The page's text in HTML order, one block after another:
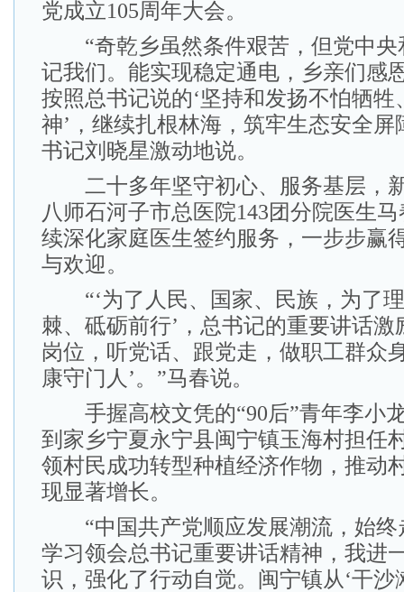
党成立105周年大会。
“奇乾乡虽然条件艰苦，但党中央
记我们。能实现稳定通电，乡亲们感
按照总书记说的‘坚持和发扬不怕牺牲
神’，继续扎根林海，筑牢生态安全屏
书记刘晓星激动地说。
二十多年坚守初心、服务基层，
八师石河子市总医院143团分院医生
续深化家庭医生签约服务，一步步赢
与欢迎。
“‘为了人民、国家、民族，为了
棘、砥砺前行’，总书记的重要讲话
岗位，听党话、跟党走，做职工群众
康守门人’。”马春说。
手握高校文凭的“90后”青年李小
到家乡宁夏永宁县闽宁镇玉海村担任
领村民成功转型种植经济作物，推动
现显著增长。
“中国共产党顺应发展潮流，始终
学习领会总书记重要讲话精神，我进
识，强化了行动自觉。闽宁镇从‘干沙